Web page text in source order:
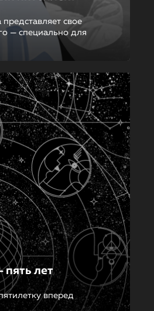
свое
— специально для
пять лет
вперед